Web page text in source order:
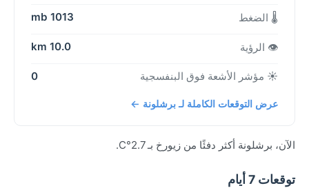
🌡️ الضغط 1013 mb
👁️ الرؤية 10.0 km
☀️ مؤشر الأشعة فوق البنفسجية 0
عرض التوقعات الكاملة لـ برشلونة ←
الآن، برشلونة أكثر دفئًا من زيورخ بـ 2.7°C.
توقعات 7 أيام